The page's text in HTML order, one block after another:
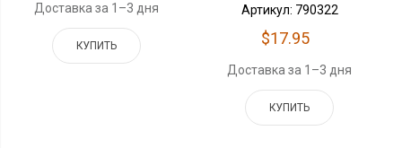
Доставка за 1–3 дня
КУПИТЬ
Артикул: 790322
$17.95
Доставка за 1–3 дня
КУПИТЬ